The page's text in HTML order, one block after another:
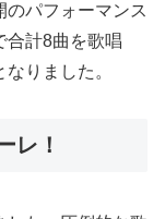
のパフォーマンス
合計8曲を歌唱
りました。
レ！